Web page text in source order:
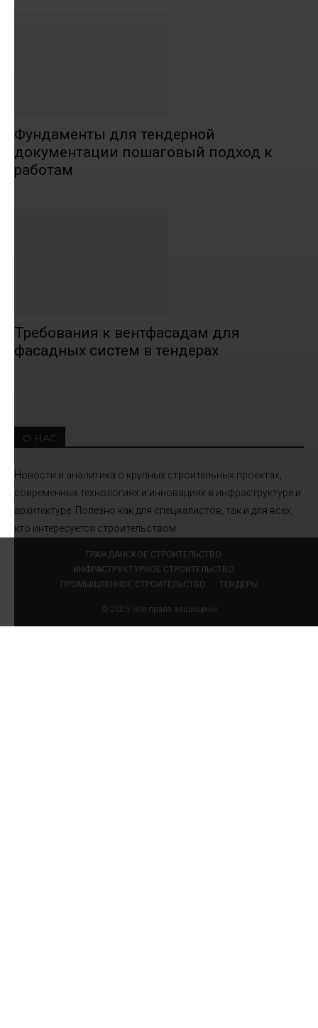
Фундаменты для тендерной
документации пошаговый подход к
работам
Требования к вентфасадам для
фасадных систем в тендерах
О НАС
Новости и аналитика о крупных строительных проектах,
современных технологиях и инновациях в инфраструктуре и
архитектуре. Полезно как для специалистов, так и для всех,
кто интересуется строительством.
ГРАЖДАНСКОЕ СТРОИТЕЛЬСТВО
ИНФРАСТРУКТУРНОЕ СТРОИТЕЛЬСТВО
ПРОМЫШЛЕННОЕ СТРОИТЕЛЬСТВО
ТЕНДЕРЫ
© 2025 Все права защищены